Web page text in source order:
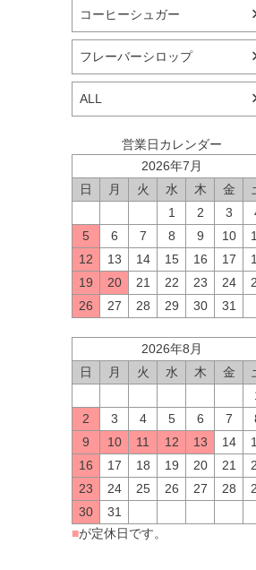
コーヒーシュガー
フレーバーシロップ
ALL
営業日カレンダー
2026年7月
日
月 火 水 木 金
1
2 3
5
6 7 8 9 10
12
13 14 15 16 17
19
20 21 22 23 24
26
27 28 29 30 31
2026年8月
日
月 火 水 木 金
2
3 4 5 6 7
9
10 11 12 13 14
16
17 18 19 20 21
23
24 25 26 27 28
30
31
■が定休日です。